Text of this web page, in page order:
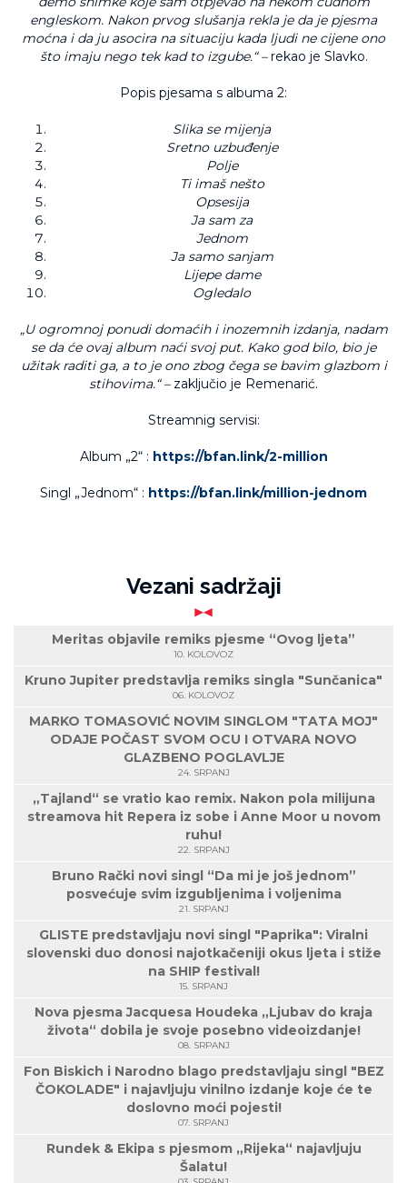
engleskom. Nakon prvog slušanja rekla je da je pjesma
moćna i da ju asocira na situaciju kada ljudi ne cijene ono
što imaju nego tek kad to izgube.“ –rekao je Slavko.
Popis pjesama s albuma 2:
Slika se mijenja
Sretno uzbuđenje
Polje
Ti imaš nešto
Opsesija
Ja sam za
Jednom
Ja samo sanjam
Lijepe dame
Ogledalo
„U ogromnoj ponudi domaćih i inozemnih izdanja, nadam
se da će ovaj album naći svoj put. Kako god bilo, bio je
užitak raditi ga, a to je ono zbog čega se bavim glazbom i
stihovima.“ – zaključio je Remenarić.
Streamnig servisi:
Album „2“ : https://bfan.link/2-million
Singl „Jednom“ : https://bfan.link/million-jednom
Vezani sadržaji
Meritas objavile remiks pjesme “Ovog ljeta”
10. KOLOVOZ
Kruno Jupiter predstavlja remiks singla "Sunčanica"
06. KOLOVOZ
MARKO TOMASOVIĆ NOVIM SINGLOM "TATA MOJ"
ODAJE POČAST SVOM OCU I OTVARA NOVO
GLAZBENO POGLAVLJE
24. SRPANJ
„Tajland“ se vratio kao remix. Nakon pola milijuna
streamova hit Repera iz sobe i Anne Moor u novom
ruhu!
22. SRPANJ
Bruno Rački novi singl “Da mi je još jednom”
posvećuje svim izgubljenima i voljenima
21. SRPANJ
GLISTE predstavljaju novi singl "Paprika": Viralni
slovenski duo donosi najotkačeniji okus ljeta i stiže
na SHIP festival!
15. SRPANJ
Nova pjesma Jacquesa Houdeka „Ljubav do kraja
života“ dobila je svoje posebno videoizdanje!
08. SRPANJ
Fon Biskich i Narodno blago predstavljaju singl "BEZ
ČOKOLADE" i najavljuju vinilno izdanje koje će te
doslovno moći pojesti!
07. SRPANJ
Rundek & Ekipa s pjesmom „Rijeka“ najavljuju
Šalatu!